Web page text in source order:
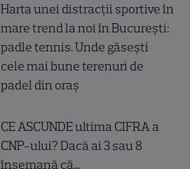
Harta unei distracții sportive în
mare trend la noi în București:
padle tennis. Unde găsești
cele mai bune terenuri de
padel din oraș
CE ASCUNDE ultima CIFRA a
CNP-ului? Dacă ai 3 sau 8
însemană că...